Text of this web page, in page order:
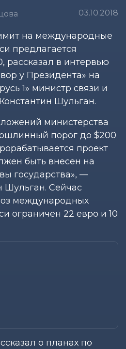
03.10.2018
на международные
предлагается
рассказал в интервью
у Президента» на
1» министр связи и
Шульган.
министерства
порог до $200
проект
быть внесен на
государства», —
Шульган. Сейчас
международных
ограничен 22 евро и 10
о планах по